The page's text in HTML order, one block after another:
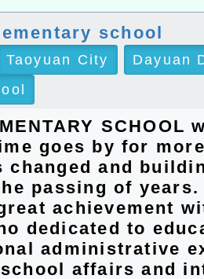
school
Taoyuan City
Dayuan
SCHOOL
goes by for
changed and
passing of years.
achievement
dedicated to
administrative
affairs and